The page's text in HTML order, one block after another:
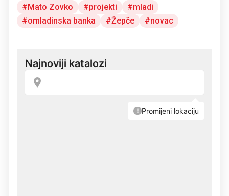
Mato Zovko projekti
mladi
omladinska banka
Žepče novac